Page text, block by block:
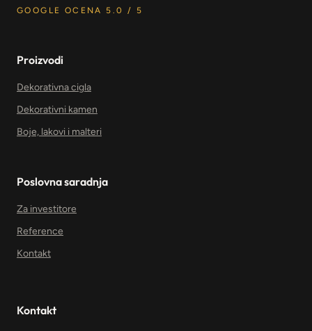
GOOGLE OCENA 5.0 / 5
Proizvodi
Dekorativna cigla
Dekorativni kamen
Boje, lakovi i malteri
Poslovna saradnja
Za investitore
Reference
Kontakt
Kontakt